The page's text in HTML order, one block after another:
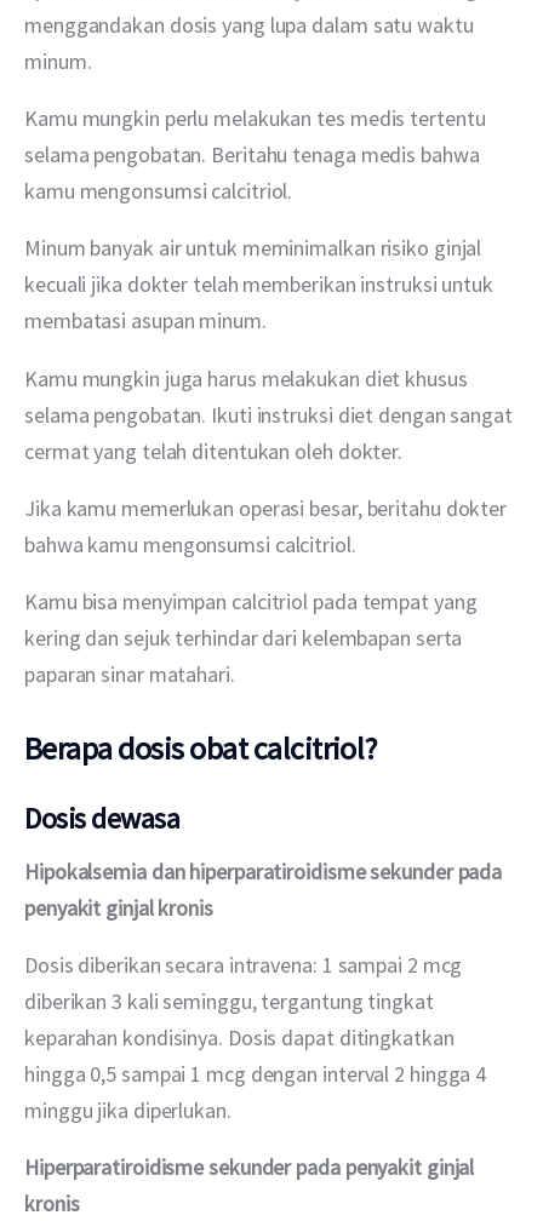
menggandakan dosis yang lupa dalam satu waktu
minum.
Kamu mungkin perlu melakukan tes medis tertentu
selama pengobatan. Beritahu tenaga medis bahwa
kamu mengonsumsi calcitriol.
Minum banyak air untuk meminimalkan risiko ginjal
kecuali jika dokter telah memberikan instruksi untuk
membatasi asupan minum.
Kamu mungkin juga harus melakukan diet khusus
selama pengobatan. Ikuti instruksi diet dengan sangat
cermat yang telah ditentukan oleh dokter.
Jika kamu memerlukan operasi besar, beritahu dokter
bahwa kamu mengonsumsi calcitriol.
Kamu bisa menyimpan calcitriol pada tempat yang
kering dan sejuk terhindar dari kelembapan serta
paparan sinar matahari.
Berapa dosis obat calcitriol?
Dosis dewasa
Hipokalsemia dan hiperparatiroidisme sekunder pada
penyakit ginjal kronis
Dosis diberikan secara intravena: 1 sampai 2 mcg
diberikan 3 kali seminggu, tergantung tingkat
keparahan kondisinya. Dosis dapat ditingkatkan
hingga 0,5 sampai 1 mcg dengan interval 2 hingga 4
minggu jika diperlukan.
Hiperparatiroidisme sekunder pada penyakit ginjal
kronis